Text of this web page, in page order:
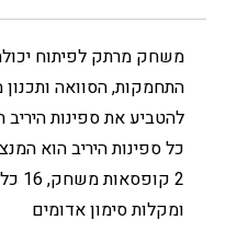
משחק מרתק לפיתוח
התחמקות, הסוואה
להטביע את ספינות
כל ספינות היריב הוא
2
ומקלות סימון אדומים